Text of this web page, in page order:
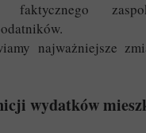
najważniejsze
wydatków